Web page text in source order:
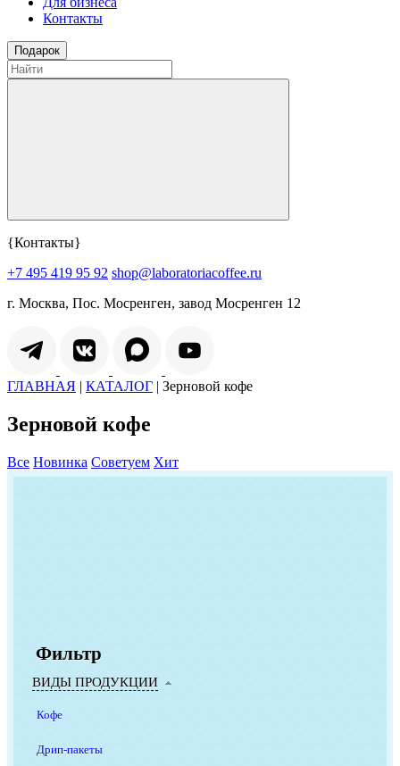
Контакты
Подарок
{Контакты}
+7 495 419 95 92 shop@laboratoriacoffee.ru
г. Москва, Пос. Мосренген, завод Мосренген 12
ГЛАВНАЯ | КАТАЛОГ | Зерновой кофе
Зерновой кофе
Все Новинка Советуем Хит
Фильтр
ВИДЫ ПРОДУКЦИИ
Кофе
Дрип-пакеты